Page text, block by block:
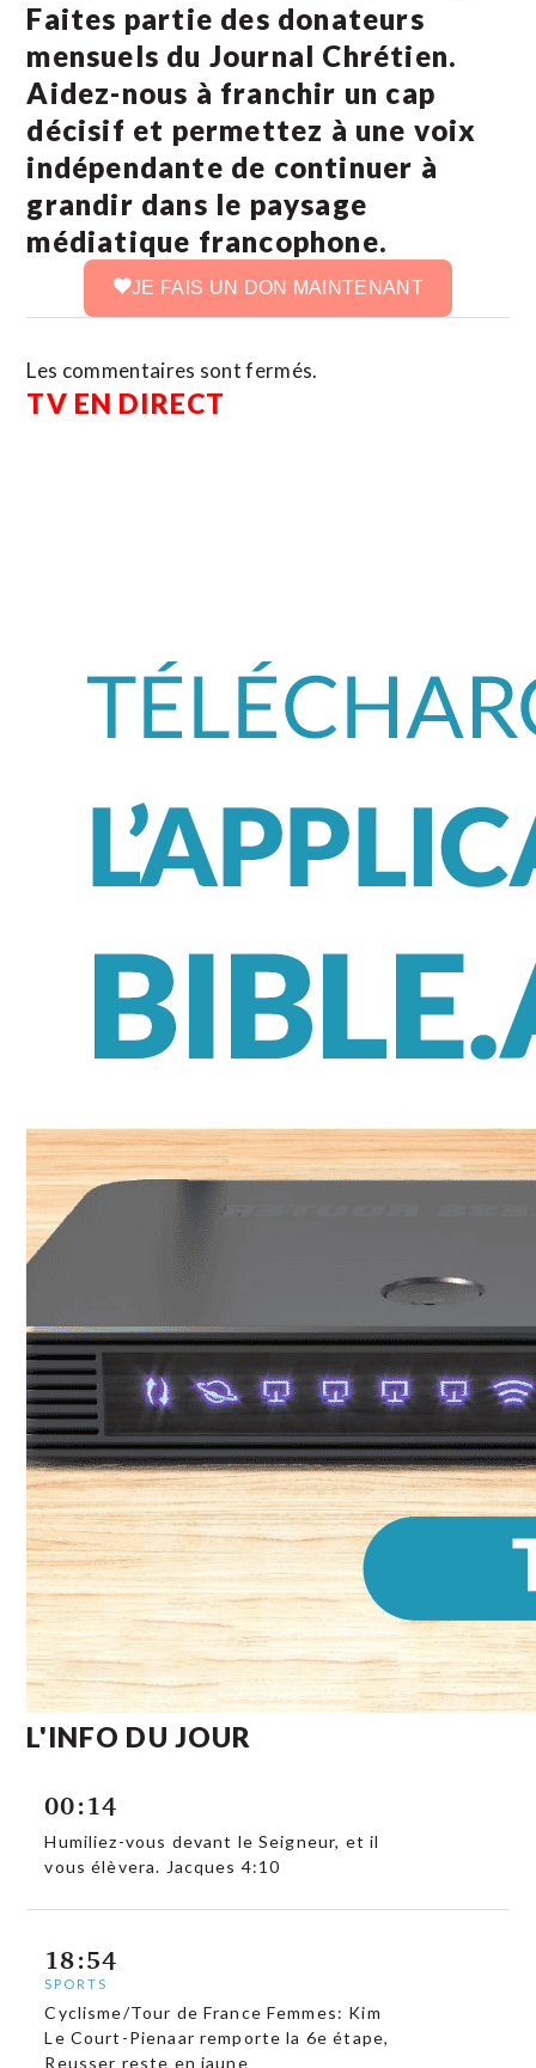
Faites partie des donateurs
mensuels du Journal Chrétien.
Aidez-nous à franchir un cap
décisif et permettez à une voix
indépendante de continuer à
grandir dans le paysage
médiatique francophone.
JE FAIS UN DON MAINTENANT
Les commentaires sont fermés.
TV EN DIRECT
L'INFO DU JOUR
00:14
Humiliez-vous devant le Seigneur, et il
vous élèvera. Jacques 4:10
18:54
SPORTS
Cyclisme/Tour de France Femmes: Kim
Le Court-Pienaar remporte la 6e étape,
Reusser reste en jaune